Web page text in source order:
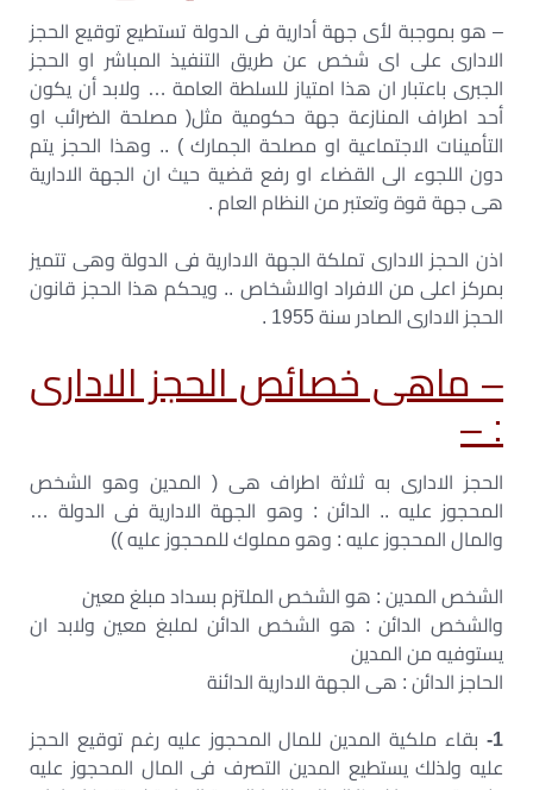
– هو بموجبة لأى جهة أدارية فى الدولة تستطيع توقيع الحجز
الادارى على اى شخص عن طريق التنفيذ المباشر او الحجز
الجبرى باعتبار ان هذا امتياز للسلطة العامة … ولابد أن يكون
أحد اطراف المنازعة جهة حكومية مثل( مصلحة الضرائب او
التأمينات الاجتماعية او مصلحة الجمارك ) .. وهذا الحجز يتم
دون اللجوء الى القضاء او رفع قضية حيث ان الجهة الادارية
هى جهة قوة وتعتبر من النظام العام .
اذن الحجز الادارى تملكة الجهة الادارية فى الدولة وهى تتميز
بمركز اعلى من الافراد اوالاشخاص .. ويحكم هذا الحجز قانون
الحجز الادارى الصادر سنة 1955 .
– ماهى خصائص الحجز الادارى
: –
الحجز الادارى به ثلاثة اطراف هى ( المدين وهو الشخص
المحجوز عليه .. الدائن : وهو الجهة الادارية فى الدولة …
والمال المحجوز عليه : وهو مملوك للمحجوز عليه ))
الشخص المدين : هو الشخص الملتزم بسداد مبلغ معين
والشخص الدائن : هو الشخص الدائن لملبغ معين ولابد ان
يستوفيه من المدين
الحاجز الدائن : هى الجهة الادارية الدائنة
1-
بقاء ملكية المدين للمال المحجوز عليه رغم توقيع الحجز
عليه ولذلك يستطيع المدين التصرف فى المال المحجوز عليه